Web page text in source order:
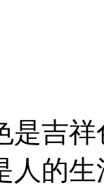
是吉
人的